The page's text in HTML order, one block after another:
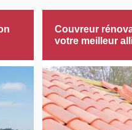
Couvreur
votre meilleur